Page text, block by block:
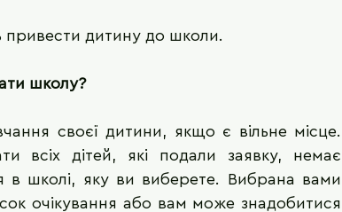
привести дитину до школи.
школу?
своєї дитини, якщо є вільне місце.
всіх дітей, які подали заявку, немає
в школі, яку ви виберете. Вибрана вами
очікування або вам може знадобитися